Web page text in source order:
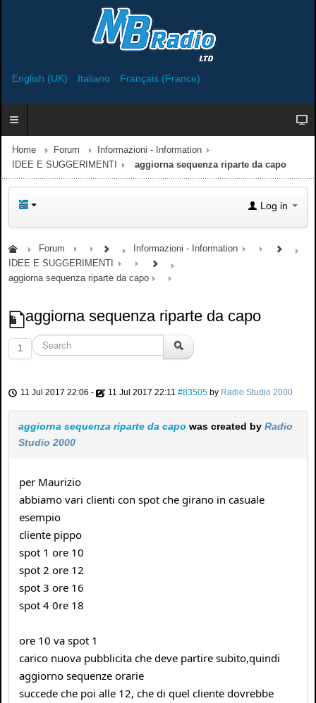
English (UK) Italiano Français (France)
Home Forum
Informazioni - Information
IDEE E SUGGERIMENTI
aggiorna sequenza riparte da capo
Log in
Forum
Informazioni - Information
IDEE E SUGGERIMENTI
aggiorna sequenza riparte da capo
aggiorna sequenza riparte da capo
1
11 Jul 2017 22:06 - 11 Jul 2017 22:11 #83505 by Radio Studio 2000
aggiorna sequenza riparte da capo was created by Radio
Studio 2000
per Maurizio
abbiamo vari clienti con spot che girano in casuale
esempio
cliente pippo
spot 1 ore 10
spot 2 ore 12
spot 3 ore 16
spot 4 0re 18
ore 10 va spot 1
carico nuova pubblicita che deve partire subito,quindi
aggiorno sequenze orarie
succede che poi alle 12, che di quel cliente dovrebbe